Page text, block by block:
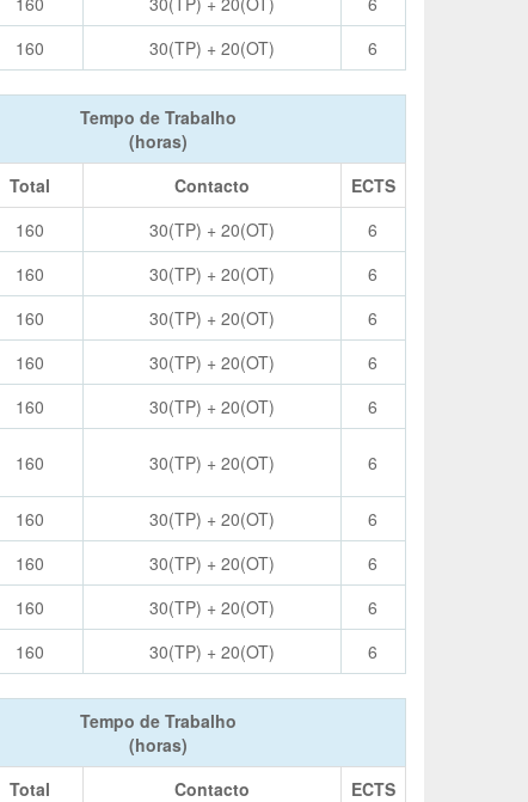
160 30(TP) + 20(OT) 6
Tempo de Trabalho
(horas)
Total Contacto
ECTS
160 30(TP) + 20(OT)
6
160 30(TP) + 20(OT)
6
160 30(TP) + 20(OT)
6
160 30(TP) + 20(OT)
6
160 30(TP) + 20(OT) 6
160 30(TP) + 20(OT) 6
160 30(TP) + 20(OT)
6
160 30(TP) + 20(OT)
6
160 30(TP) + 20(OT)
6
160 30(TP) + 20(OT) 6
Tempo de Trabalho
(horas)
Total Contacto
ECTS